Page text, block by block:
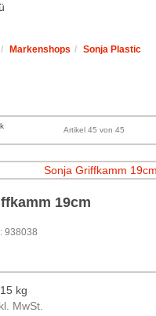
Markenshops Sonja Plastic
Artikel 45 von 45
19cm
938038
kg
MwSt.